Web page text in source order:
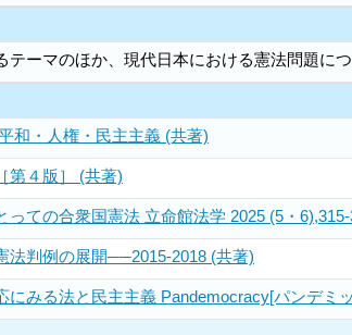
テーマのほか、現代日本における憲法問題に
和・人権・民主主義 (共著)
第４版］ (共著)
っての合衆国憲法 立命館法学 2025 (5・
法判例の展開──2015-2018 (共著)
にみる法と民主主義 Pandemocracy[パンデミ